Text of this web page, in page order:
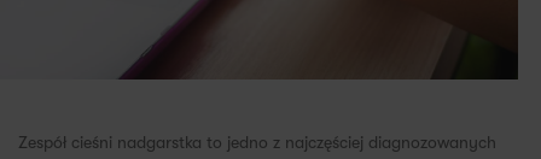
Zespół cieśni nadgarstka to jedno z najczęściej diagnozowanych